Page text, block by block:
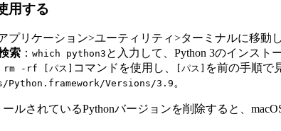
用する
プリケーション>ユーティリティ>ターミナルに移動し
索 ： which python3 と入力して、Python 3のインスト
rm -rf [パス] コマンドを使用し、 [パス] を前の手順で
Python.framework/Versions/3.9。
ールされているPythonバージョンを削除すると、